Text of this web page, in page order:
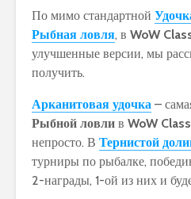
По мимо стандартной
Рыбная ловля, в WoW
улучшенные версии, мы
получить.
Арканитовая удочка –
Рыбной ловли в WoW
непросто. В Тернистой
турниры по рыбалке,
2-награды, 1-ой из них и